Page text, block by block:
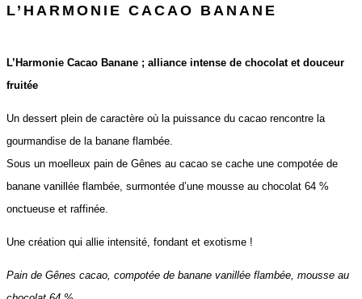
L’HARMONIE CACAO BANANE
L’Harmonie Cacao Banane ; alliance intense de chocolat et douceur
fruitée
Un dessert plein de caractère où la puissance du cacao rencontre la
gourmandise de la banane flambée.
Sous un moelleux pain de Gênes au cacao se cache une compotée de
banane vanillée flambée, surmontée d’une mousse au chocolat 64 %
onctueuse et raffinée.
Une création qui allie intensité, fondant et exotisme !
Pain de Gênes cacao, compotée de banane vanillée flambée, mousse au